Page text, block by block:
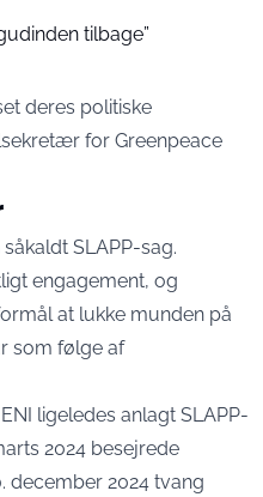
tilbage”
deres politiske
for Greenpeace
SLAPP-sag.
engagement, og
at lukke munden på
som følge af
ligeledes anlagt SLAPP-
2024 besejrede
december 2024 tvang